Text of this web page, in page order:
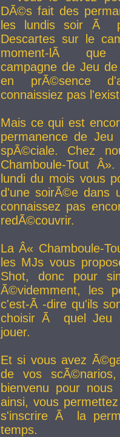
DÃ©s fait des
les lundis soir Ã
Descartes sur le
moment-lÃ que
campagne de Jeu
en prÃ©sence
connaissiez pas
Mais ce qui est
permanence de
spÃ©ciale. Chez
Chamboule-Tout
lundi du mois vous
d'une soirÃ©e dans
connaissez pas
redÃ©couvrir.
La Â« Chamboule-
les MJs vous
Shot, donc pour
Ã©videmment, les
c'est-Ã -dire qu'ils
choisir Ã quel Jeu
jouer.
Et si vous avez
de vos
bienvenu pour
ainsi, vous
s'inscrire Ã la
temps.